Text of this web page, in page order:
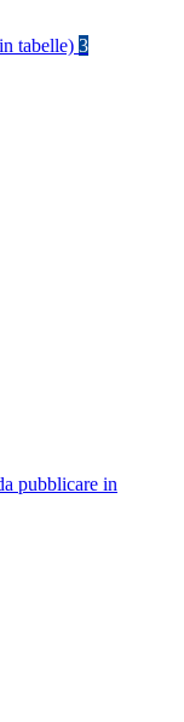
tabelle) 3
pubblicare in